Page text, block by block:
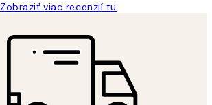
Zobraziť viac recenzií tu